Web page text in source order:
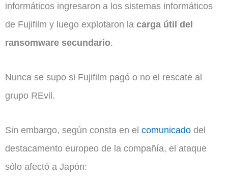
informáticos ingresaron a los sistemas informáticos
de Fujifilm y luego explotaron la carga útil del
ransomware secundario.
Nunca se supo si Fujifilm pagó o no el rescate al
grupo REvil.
Sin embargo, según consta en el comunicado del
destacamento europeo de la compañía, el ataque
sólo afectó a Japón: